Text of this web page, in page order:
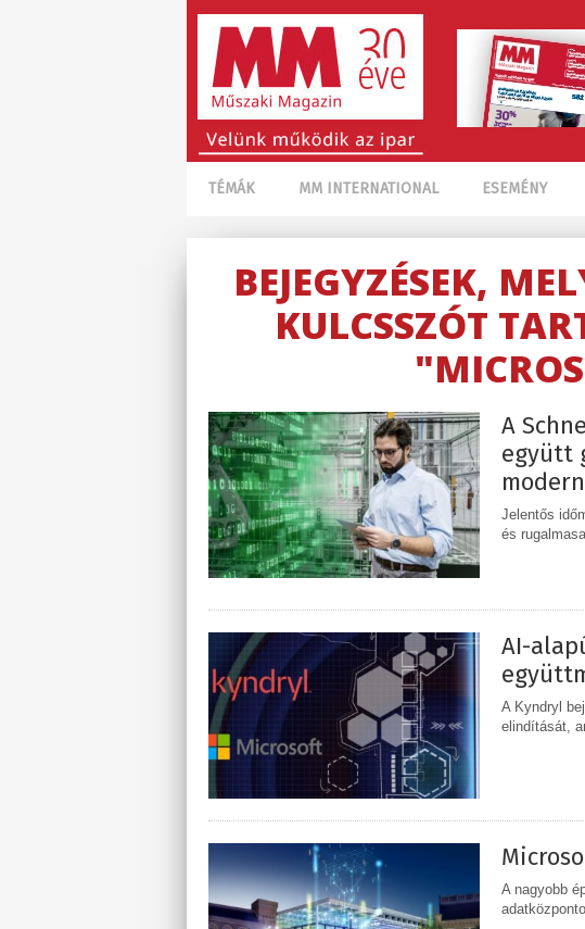
TÉMÁK MM INTERNATIONAL ESEMÉNY
BEJEGYZÉSEK,
KULCSSZÓT
A
együtt
Jelentős
és
AI-
A Kyndryl
elindítását,
A nagyobb